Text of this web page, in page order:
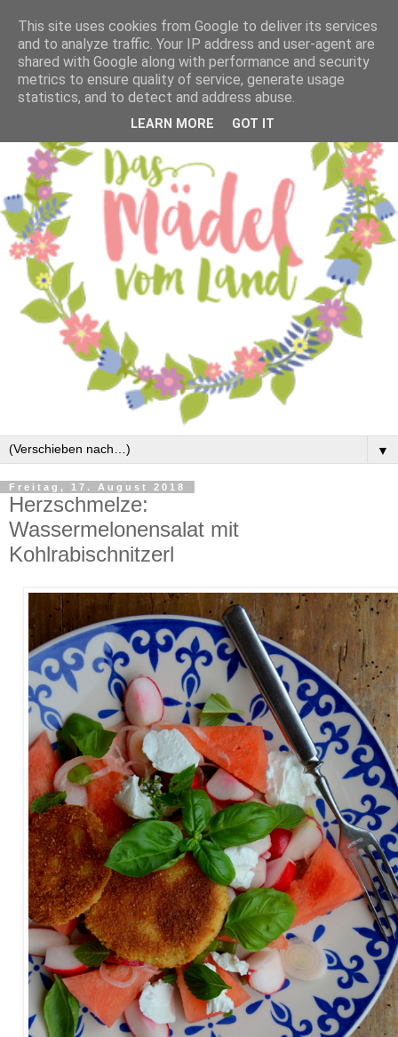
▼
Freitag, 17. August 2018
Herzschmelze:
Wassermelonensalat mit
Kohlrabischnitzerl
This site uses cookies from Google to deliver its services
and to analyze traffic. Your IP address and user-agent are
shared with Google along with performance and security
metrics to ensure quality of service, generate usage
statistics, and to detect and address abuse.
LEARN MORE GOT IT